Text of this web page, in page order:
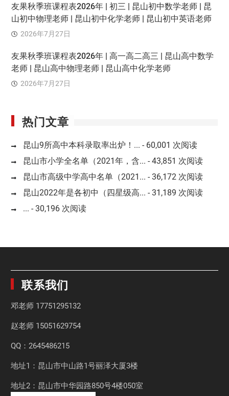
友果秋季班课程表2026年 | 初三 | 昆山初中数学老师 | 昆
山初中物理老师 | 昆山初中化学老师 | 昆山初中英语老师
2026年7月27日
友果秋季班课程表2026年 | 高一高二高三 | 昆山高中数学
老师 | 昆山高中物理老师 | 昆山高中化学老师
2026年7月27日
热门文章
昆山9所高中本科录取率出炉！... - 60,001 次阅读
昆山市小学全名单（2021年，含... - 43,851 次阅读
昆山市高级中学高中名单（2021... - 36,172 次阅读
昆山2022年是各初中（四星级高... - 31,189 次阅读
... - 30,196 次阅读
联系我们
邓老师 17751295132
赵老师 15051629754
QQ：2645486215
地址1：昆山市中山路1号丽泽大厦3楼
地址2：昆山市中华园路850号4楼050室